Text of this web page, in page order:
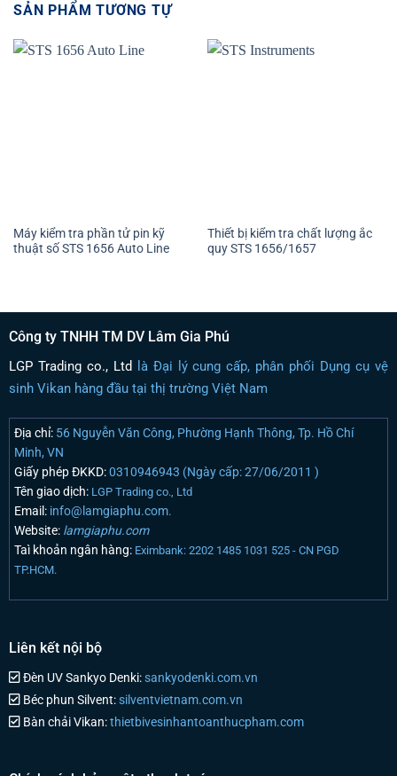
SẢN PHẨM TƯƠNG TỰ
Máy kiểm tra phần tử pin kỹ
thuật số STS 1656 Auto Line
Thiết bị kiểm tra chất lượng ắc
quy STS 1656/1657
Công ty TNHH TM DV Lâm Gia Phú
LGP Trading co., Ltd là Đại lý cung cấp, phân phối Dụng cụ vệ
sinh Vikan hàng đầu tại thị trường Việt Nam
Địa chỉ:56 Nguyễn Văn Công, Phường Hạnh Thông, Tp. Hồ Chí
Minh, VN
Giấy phép ĐKKD:0310946943 (Ngày cấp: 27/06/2011 )
Tên giao dịch: LGP Trading co., Ltd
Email:info@lamgiaphu.com.
Website:lamgiaphu.com
Taì khoản ngân hàng: Eximbank: 2202 1485 1031 525 - CN PGD
TP.HCM.
Liên kết nội bộ
Đèn UV Sankyo Denki:sankyodenki.com.vn
Béc phun Silvent:silventvietnam.com.vn
Bàn chải Vikan:thietbivesinhantoanthucpham.com